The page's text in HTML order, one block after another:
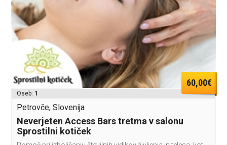
60,00€
Oseb: 1
Petrovče, Slovenija
Neverjeten Access Bars tretma v salonu
Sprostilni kotiček